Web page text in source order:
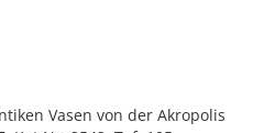
Vasen von der Akropolis